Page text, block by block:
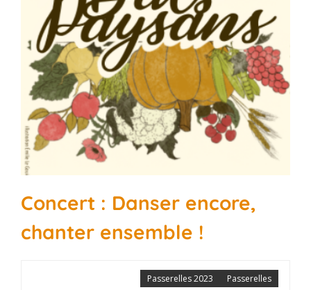
Concert : Danser encore,
chanter ensemble !
Passerelles
Passerelles 2023